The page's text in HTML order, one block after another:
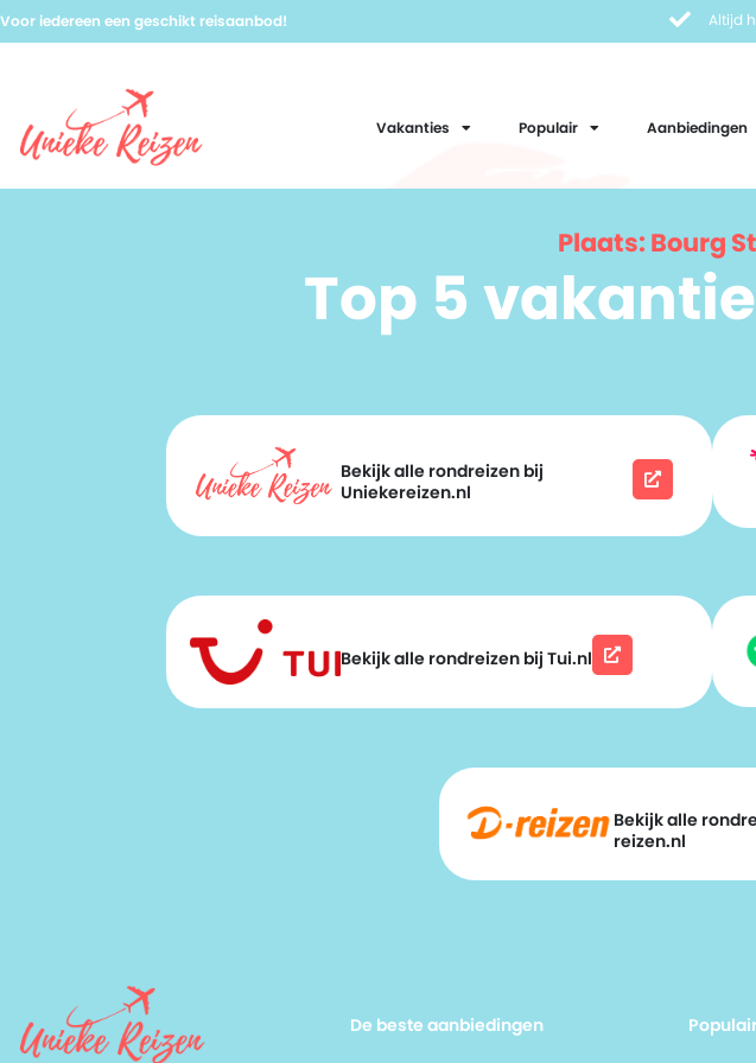
Voor iedereen een geschikt reisaanbod! Altijd
Vakanties Populair Aanbiedingen
Plaats: Bourg
Top 5
Bekijk alle rondreizen bij
Uniekereizen.nl
Bekijk alle rondreizen bij Tui.nl
Bekijk alle
reizen.nl
De beste aanbiedingen